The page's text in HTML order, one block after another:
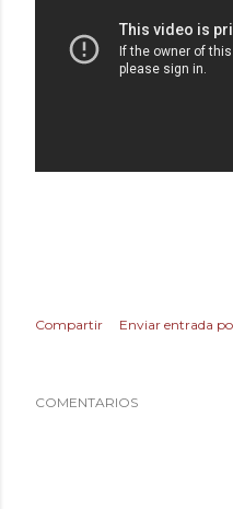
Compartir Enviar entrada
COMENTARIOS